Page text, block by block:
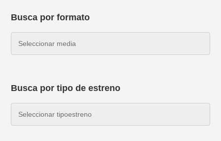
Busca por formato
Busca por tipo de estreno